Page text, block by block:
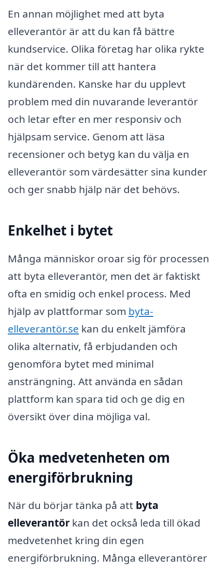
En annan möjlighet med att byta
elleverantör är att du kan få bättre
kundservice. Olika företag har olika rykte
när det kommer till att hantera
kundärenden. Kanske har du upplevt
problem med din nuvarande leverantör
och letar efter en mer responsiv och
hjälpsam service. Genom att läsa
recensioner och betyg kan du välja en
elleverantör som värdesätter sina kunder
och ger snabb hjälp när det behövs.
Enkelhet i bytet
Många människor oroar sig för processen
att byta elleverantör, men det är faktiskt
ofta en smidig och enkel process. Med
hjälp av plattformar som byta-
elleverantör.se kan du enkelt jämföra
olika alternativ, få erbjudanden och
genomföra bytet med minimal
ansträngning. Att använda en sådan
plattform kan spara tid och ge dig en
översikt över dina möjliga val.
Öka medvetenheten om
energiförbrukning
När du börjar tänka på att byta
elleverantör kan det också leda till ökad
medvetenhet kring din egen
energiförbrukning. Många elleverantörer